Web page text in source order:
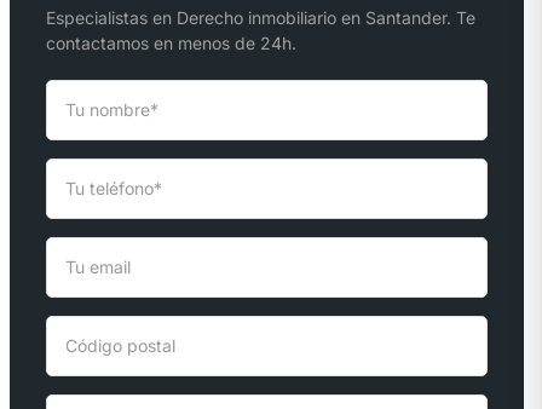
Especialistas en Derecho inmobiliario en Santander. Te
contactamos en menos de 24h.